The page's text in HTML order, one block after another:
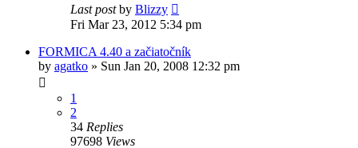
Last postby Blizzy
Fri Mar 23, 2012 5:34 pm
FORMICA 4.40 a začiatočník
by agatko » Sun Jan 20, 2008 12:32 pm
1
2
34 Replies
97698 Views